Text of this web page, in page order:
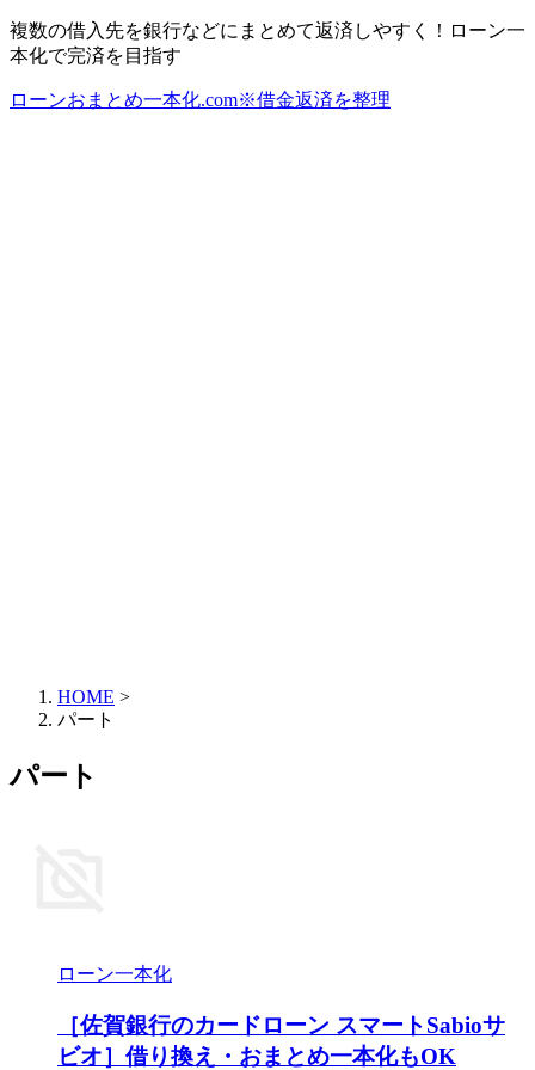
複数の借入先を銀行などにまとめて返済しやすく！ローン一
本化で完済を目指す
ローンおまとめ一本化.com※借金返済を整理
HOME >
パート
パート
ローン一本化
［佐賀銀行のカードローン スマートSabioサ
ビオ］借り換え・おまとめ一本化もOK